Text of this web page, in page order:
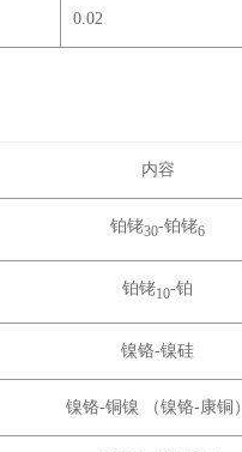
0.02
内容
铂铑30-铂铑6
铂铑10-铂
镍铬-镍硅
镍铬-铜镍 （镍铬-康铜）